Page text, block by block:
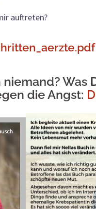
auftreten?
die Angst: